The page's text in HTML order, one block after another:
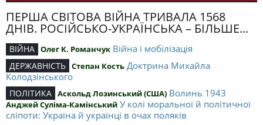
ПЕРША СВІТОВА ВІЙНА ТРИВАЛА 1568
ДНІВ. РОСІЙСЬКО-УКРАЇНСЬКА – БІЛЬШЕ...
ВІЙНА Олег К. Романчук Війна і мобілізація
ДЕРЖАВНІСТЬ Степан Кость Доктрина Михайла
Колодзінського
ПОЛІТИКА Аскольд Лозинський (США) Волинь 1943
Анджей Суліма-Камінський У колі моральної й політичної
сліпоти: Україна й українці в очах поляків